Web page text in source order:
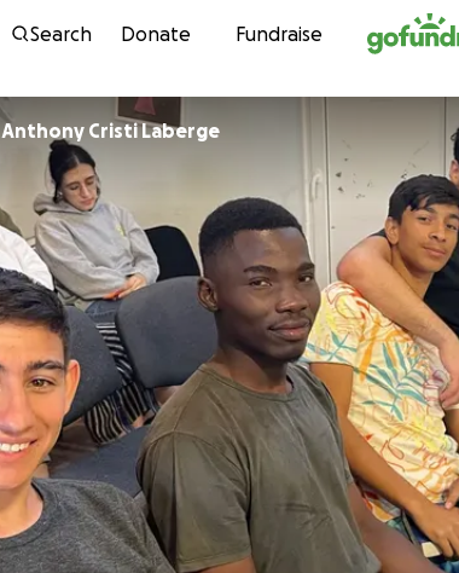
Skip to content
Search Donate Fundraise
Anthony Cristi Laberge